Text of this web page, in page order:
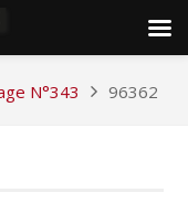
N°343 96362